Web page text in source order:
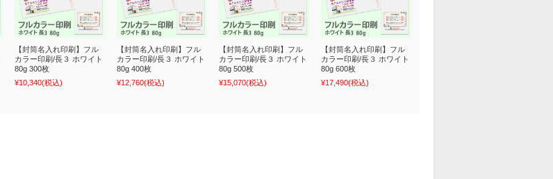
【封筒名入れ印刷】フル
カラー印刷/長３ ホワイト
80g 300枚
¥10,340(税込)
【封筒名入れ印刷】フル
カラー印刷/長３ ホワイト
80g 400枚
¥12,760(税込)
【封筒名入れ印刷】フル
カラー印刷/長３ ホワイト
80g 500枚
¥15,070(税込)
【封筒名入れ印刷】フル
カラー印刷/長３ ホワイト
80g 600枚
¥17,490(税込)